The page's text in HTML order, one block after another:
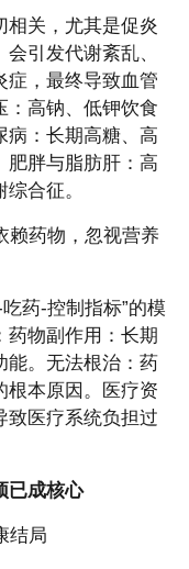
相关，尤其是促炎
引发代谢紊乱、
症，最终导致血管
：高钠、低钾饮食
病：长期高糖、高
肥胖与脂肪肝：高
合征。
赖药物，忽视营养
药-控制指标”的模
药物副作用：长期
能。无法根治：药
根本原因。医疗资
致医疗系统负担过
已成核心
结局